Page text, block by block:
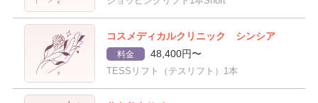
コスメディカルクリニック シンシア
料金 48,400円〜
TESSリフト（テスリフト）1本